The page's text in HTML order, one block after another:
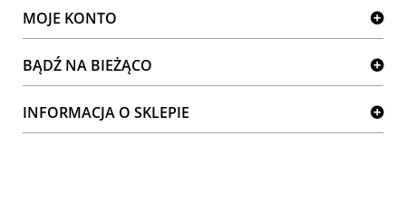
MOJE KONTO
BĄDŹ NA BIEŻĄCO
INFORMACJA O SKLEPIE